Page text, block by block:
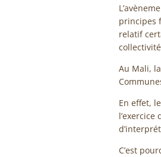
principes
relatif
Au Mali,
En effet,
C’est